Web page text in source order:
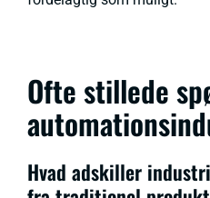
Ofte stillede
Hvad adskiller